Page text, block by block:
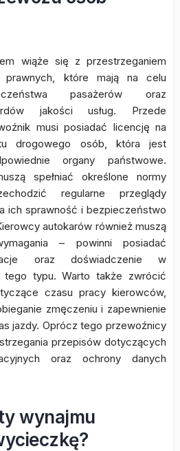
wiąże się z przestrzeganiem
prawnych, które mają na celu
pasażerów oraz
jakości usług. Przede
musi posiadać licencję na
drogowego osób, która jest
organy państwowe.
spełniać określone normy
regularne przeglądy
ich sprawność i bezpieczeństwo
autokarów również muszą
– powinni posiadać
oraz doświadczenie w
tego typu. Warto także zwrócić
czasu pracy kierowców,
zmęczeniu i zapewnienie
jazdy. Oprócz tego przewoźnicy
przepisów dotyczących
oraz ochrony danych
wynajmu